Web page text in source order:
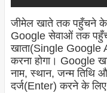
जीमेल खाते तक पहुँचने के
Google सेवाओं तक
खाता(Single Google
करना होगा। Google
नाम, स्थान, जन्म तिथि
दर्ज(Enter) करने के लिए